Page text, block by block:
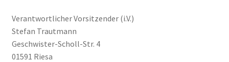
Verantwortlicher Vorsitzender (i.V.)
Stefan Trautmann
Geschwister-Scholl-Str. 4
01591 Riesa